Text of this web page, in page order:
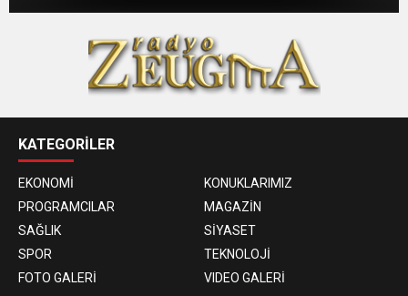
KATEGORİLER
EKONOMİ
KONUKLARIMIZ
PROGRAMCILAR
MAGAZİN
SAĞLIK
SİYASET
SPOR
TEKNOLOJİ
FOTO GALERİ
VIDEO GALERİ